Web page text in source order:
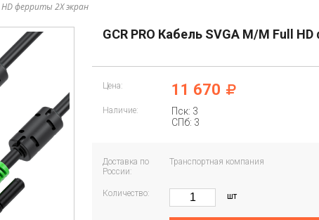
HD ферриты 2Х экран
GCR PRO Кабель SVGA M/M Full
Цена: 11 670
Наличие:
Пск: 3
СПб: 3
Доставка по
России:
Транспортная компания
Количество: шт